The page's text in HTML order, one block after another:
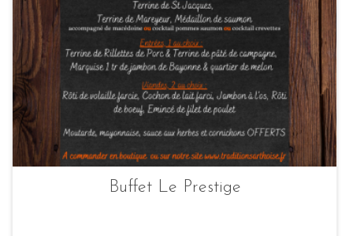
Buffet Le Prestige